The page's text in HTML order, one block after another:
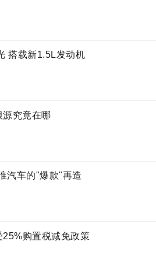
搭载新1.5L发动机
究竟在哪
汽车的"爆款"再造
购置税减免政策